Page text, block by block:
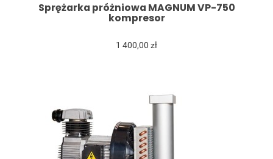
Sprężarka próżniowa MAGNUM VP-750
kompresor
1 400,00 zł